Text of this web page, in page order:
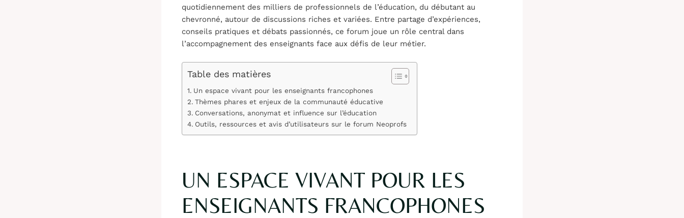
quotidiennement des milliers de professionnels de l’éducation, du débutant au
chevronné, autour de discussions riches et variées. Entre partage d’expériences,
conseils pratiques et débats passionnés, ce forum joue un rôle central dans
l’accompagnement des enseignants face aux défis de leur métier.
Table des matières
Un espace vivant pour les enseignants francophones
Thèmes phares et enjeux de la communauté éducative
Conversations, anonymat et influence sur l’éducation
Outils, ressources et avis d’utilisateurs sur le forum Neoprofs
UN ESPACE VIVANT POUR LES
ENSEIGNANTS FRANCOPHONES